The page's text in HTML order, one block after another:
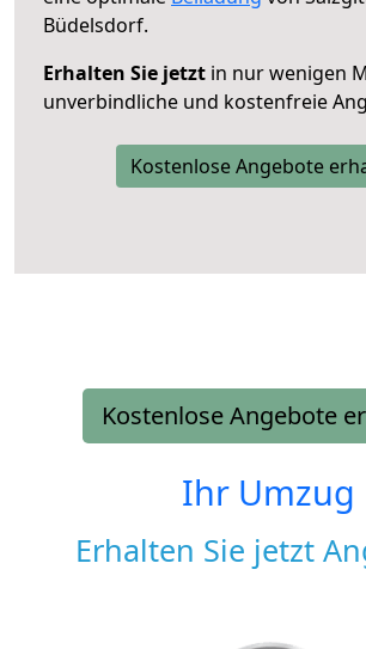
Büdelsdorf.
Erhalten Sie jetzt in nur wenigen
unverbindliche und kostenfreie
Kostenlose Angebote
Kostenlose Angebote
Ihr Umzug
Erhalten Sie jetzt